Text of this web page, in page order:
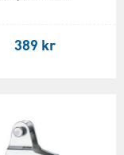
389 kr